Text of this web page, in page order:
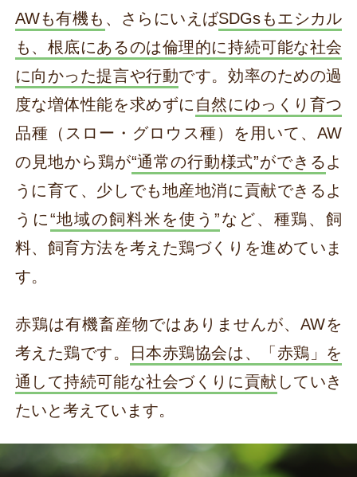
AWも有機も 、さらにいえばSDGsもエシカル
も、根底にあるのは倫理的に持続可能な社会
に向かった提言や行動です。効率のための過
度な増体性能を求めずに 自然にゆっくり育つ
品種（スロー・グロウス種）を用いて、AW
の見地から鶏が“通常の行動様式”ができるよ
うに育て、少しでも地産地消に貢献できるよ
うに“地域の飼料米を使う”など、種鶏、飼
料、飼育方法を考えた鶏づくりを進めていま
す。
赤鶏は有機畜産物ではありませんが、AWを
考えた鶏です。
日本赤鶏協会は、「赤鶏」を
通して持続可能な社会づくりに貢献 していき
たいと考えています。